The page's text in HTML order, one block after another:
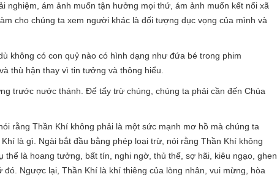
nghiệm, ám ảnh muốn tận hưởng mọi thứ, ám ảnh muốn kết nối xã
cho chúng ta xem người khác là đối tượng dục vọng của mình và
không có con quỷ nào có hình dạng như đứa bé trong phim
thù hận thay vì tin tưởng và thông hiểu.
trước nước thánh. Để tẩy trừ chúng, chúng ta phải cần đến Chúa
rằng Thần Khí không phải là một sức mạnh mơ hồ mà chúng ta
là gì. Ngài bắt đầu bằng phép loại trừ, nói rằng Thần Khí không
là hoang tưởng, bất tín, nghi ngờ, thủ thế, sợ hãi, kiêu ngạo, ghen
Ngược lại, Thần Khí là khí thiêng của lòng nhân, vui mừng, hòa